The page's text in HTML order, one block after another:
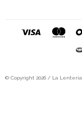
© Copyright 2026 / La Lenteria